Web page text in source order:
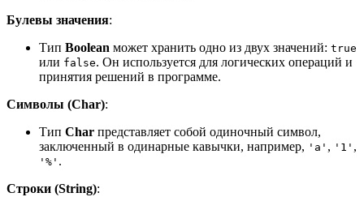
Булевы значения:
Тип Boolean может хранить одно из двух значений: true
или false. Он используется для логических операций и
принятия решений в программе.
Символы (Char):
Тип Char представляет собой одиночный символ,
заключенный в одинарные кавычки, например, 'a' , '1' ,
'%' .
Строки (String):